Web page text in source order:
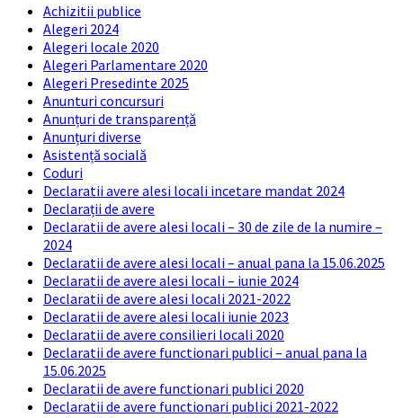
Achizitii publice
Alegeri 2024
Alegeri locale 2020
Alegeri Parlamentare 2020
Alegeri Presedinte 2025
Anunturi concursuri
Anunțuri de transparență
Anunțuri diverse
Asistență socială
Coduri
Declaratii avere alesi locali incetare mandat 2024
Declarații de avere
Declaratii de avere alesi locali – 30 de zile de la numire –
2024
Declaratii de avere alesi locali – anual pana la 15.06.2025
Declaratii de avere alesi locali – iunie 2024
Declaratii de avere alesi locali 2021-2022
Declaratii de avere alesi locali iunie 2023
Declaratii de avere consilieri locali 2020
Declaratii de avere functionari publici – anual pana la
15.06.2025
Declaratii de avere functionari publici 2020
Declaratii de avere functionari publici 2021-2022